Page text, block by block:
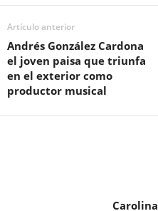
Artículo anterior
Andrés González Cardona
el joven paisa que triunfa
en el exterior como
productor musical